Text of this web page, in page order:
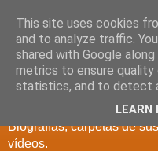
DISCOS
CANTANTES Y
Biografías, carpetas de
vídeos.
This site uses cookies
and to analyze traffic.
shared with Google
metrics to ensure quality
statistics, and to detect
LEARN